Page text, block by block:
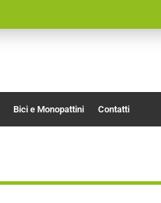
Bici e Monopattini Contatti